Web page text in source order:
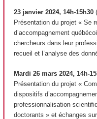
23 janvier 2024, 14h-15h30
Présentation du projet « Se
d’accompagnement
chercheurs dans leur
recueil et l’analyse des
Mardi 26 mars 2024, 14h-
Présentation du projet «
dispositifs
professionnalisation
doctorants » et échanges